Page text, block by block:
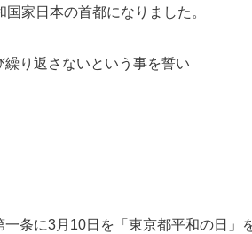
家日本の首都になりました。
り返さないという事を誓い
条に3月10日を「東京都平和の日」